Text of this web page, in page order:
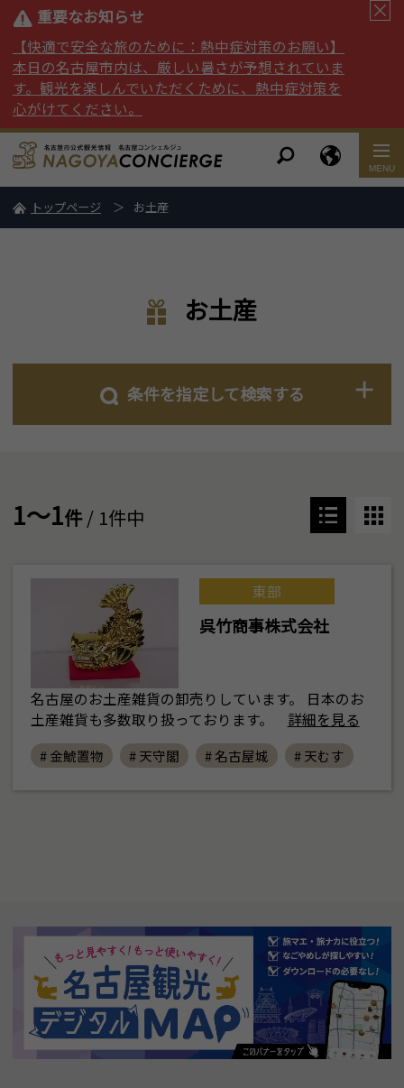
重要なお知らせ
【快適で安全な旅のために：熱中症対策のお願い】
本日の名古屋市内は、厳しい暑さが予想されていま
す。観光を楽しんでいただくために、熱中症対策を
心がけてください。
トップページ お土産
お土産
条件を指定して検索する
1～1件/ 1件中
東部
呉竹商事株式会社
名古屋のお土産雑貨の卸売りしています。 日本のお
土産雑貨も多数取り扱っております。
詳細を見る
# 金鯱置物 # 天守閣 # 名古屋城 # 天むす